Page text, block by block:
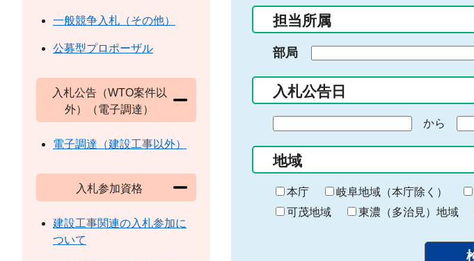
ー
入
力
担当所属
部局
入札公告日
の
始
ま
り
から
終
わ
り
地域
本庁 岐阜地域（本庁除く）
可茂地域
東濃（多治見）地域
一般競争入札（その他）
公募型プロポーザル
入札公告（WTO案件以
外）（電子調達）
電子調達（建設工事以外）
入札参加資格
建設工事関連の入札参加に
ついて